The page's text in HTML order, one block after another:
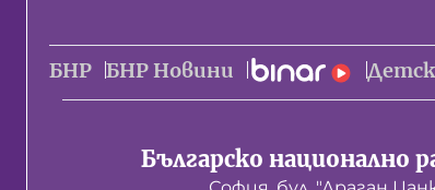
БНР БНР Новини
Българско национално